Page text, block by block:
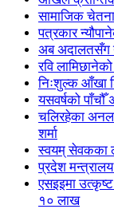
सामाजिक
पत्रकार
अब अदालतसँग
रवि
निःशुल्क आँखा
यसवर्षको पाँचौँ
चलिरहेका
शर्मा
स्वयम् सेवकका
प्रदेश मन्त्रालय
एसइइमा
१० लाख